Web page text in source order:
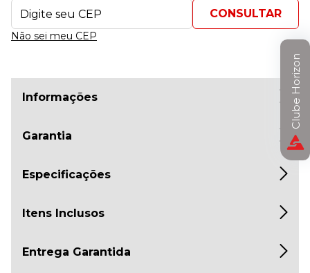
Não sei meu CEP
Informações
Garantia
Especificações
Itens Inclusos
Entrega Garantida
Clube Horizon